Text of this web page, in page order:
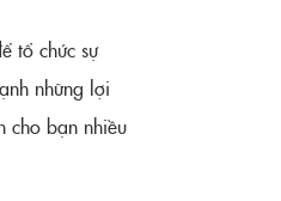
tổ chức sự
những lợi
cho bạn nhiều